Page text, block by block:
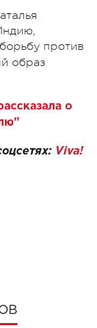
против
образ
о
Viva!